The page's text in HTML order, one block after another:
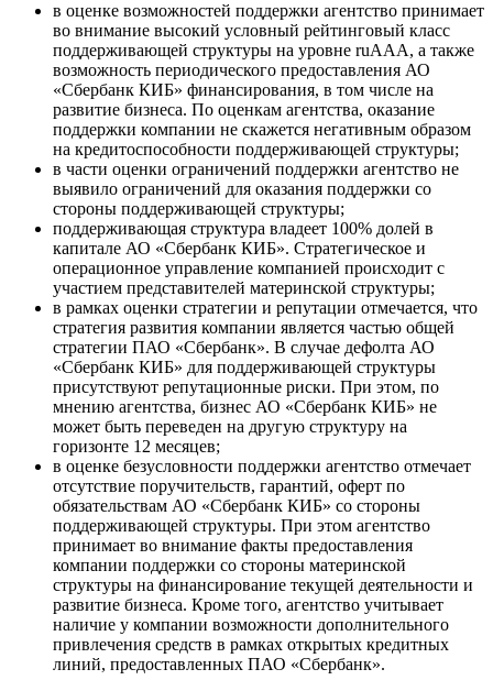
в оценке возможностей поддержки агентство принимает
во внимание высокий условный рейтинговый класс
поддерживающей структуры на уровне ruAAА, а также
возможность периодического предоставления АО
«Сбербанк КИБ» финансирования, в том числе на
развитие бизнеса. По оценкам агентства, оказание
поддержки компании не скажется негативным образом
на кредитоспособности поддерживающей структуры;
в части оценки ограничений поддержки агентство не
выявило ограничений для оказания поддержки со
стороны поддерживающей структуры;
поддерживающая структура владеет 100% долей в
капитале АО «Сбербанк КИБ». Стратегическое и
операционное управление компанией происходит с
участием представителей материнской структуры;
в рамках оценки стратегии и репутации отмечается, что
стратегия развития компании является частью общей
стратегии ПАО «Сбербанк». В случае дефолта АО
«Сбербанк КИБ» для поддерживающей структуры
присутствуют репутационные риски. При этом, по
мнению агентства, бизнес АО «Сбербанк КИБ» не
может быть переведен на другую структуру на
горизонте 12 месяцев;
в оценке безусловности поддержки агентство отмечает
отсутствие поручительств, гарантий, оферт по
обязательствам АО «Сбербанк КИБ» со стороны
поддерживающей структуры. При этом агентство
принимает во внимание факты предоставления
компании поддержки со стороны материнской
структуры на финансирование текущей деятельности и
развитие бизнеса. Кроме того, агентство учитывает
наличие у компании возможности дополнительного
привлечения средств в рамках открытых кредитных
линий, предоставленных ПАО «Сбербанк».